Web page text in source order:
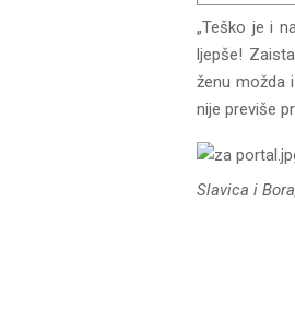
„Teško je i
ljepše!
ženu možda
nije previše
Slavica i